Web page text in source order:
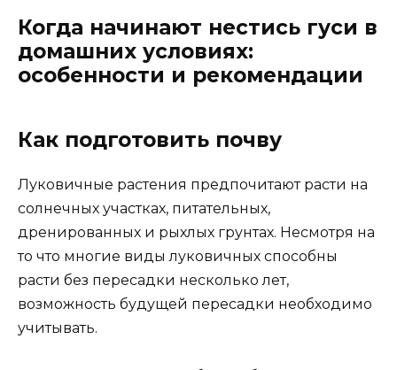
Когда начинают нестись гуси в
домашних условиях:
особенности и рекомендации
Как подготовить почву
Луковичные растения предпочитают расти на
солнечных участках, питательных,
дренированных и рыхлых грунтах. Несмотря на
то что многие виды луковичных способны
расти без пересадки несколько лет,
возможность будущей пересадки необходимо
учитывать.